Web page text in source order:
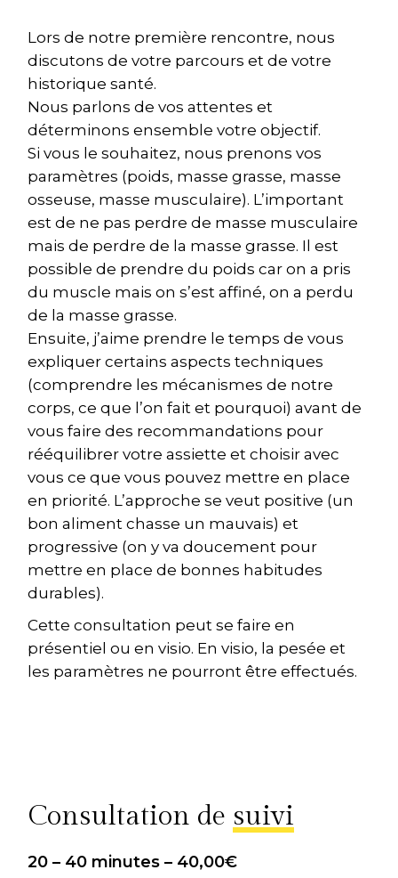
Lors de notre première rencontre, nous
discutons de votre parcours et de votre
historique santé.
Nous parlons de vos attentes et
déterminons ensemble votre objectif.
Si vous le souhaitez, nous prenons vos
paramètres (poids, masse grasse, masse
osseuse, masse musculaire). L’important
est de ne pas perdre de masse musculaire
mais de perdre de la masse grasse. Il est
possible de prendre du poids car on a pris
du muscle mais on s’est affiné, on a perdu
de la masse grasse.
Ensuite, j’aime prendre le temps de vous
expliquer certains aspects techniques
(comprendre les mécanismes de notre
corps, ce que l’on fait et pourquoi) avant de
vous faire des recommandations pour
rééquilibrer votre assiette et choisir avec
vous ce que vous pouvez mettre en place
en priorité. L’approche se veut positive (un
bon aliment chasse un mauvais) et
progressive (on y va doucement pour
mettre en place de bonnes habitudes
durables).
Cette consultation peut se faire en
présentiel ou en visio. En visio, la pesée et
les paramètres ne pourront être effectués.
Consultation de suivi
20 – 40 minutes – 40,00€